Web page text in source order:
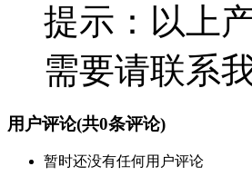
提示：以上
需要请联系我
用户评论(共0条评论)
暂时还没有任何用户评论